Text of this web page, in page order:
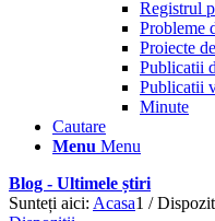
Registrul
Probleme
Proiecte
Publicatii
Publicatii
Minute
Cautare
Menu Menu
Blog - Ultimele știri
Sunteți aici: Acasa1 /